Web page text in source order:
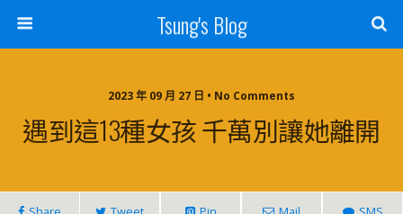
Tsung's Blog
2023 年 09 月 27 日 • No Comments
遇到這13種女孩 千萬別讓她離開